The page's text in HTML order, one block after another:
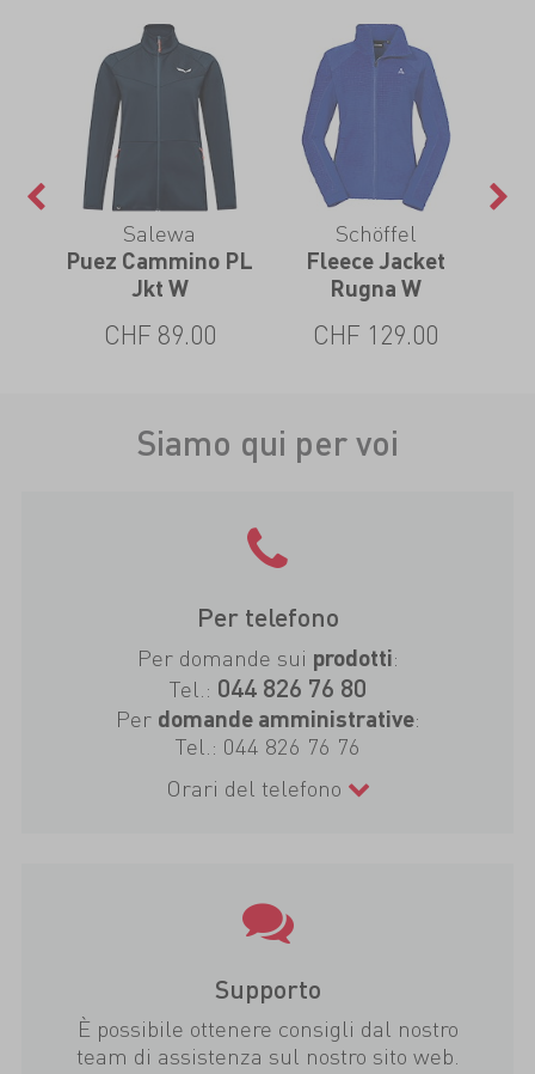
Salewa
Puez Cammino PL
Jkt W
CHF 89.00
Schöffel
Fleece Jacket
Rugna W
CHF 129.00
Siamo qui per voi
Per telefono
Per domande sui prodotti:
Tel.: 044 826 76 80
Per domande amministrative:
Tel.: 044 826 76 76
Orari del telefono
Supporto
È possibile ottenere consigli dal nostro
team di assistenza sul nostro sito web.